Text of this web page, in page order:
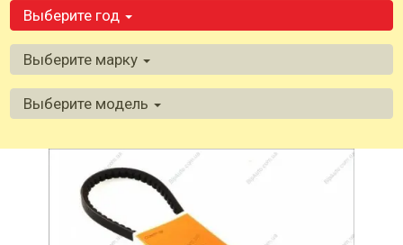
Выберите год
Выберите марку
Выберите модель